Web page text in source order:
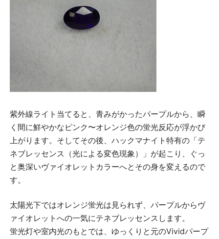
紫外線ライト当てると、青みがかったパープルから、瞬
く間に鮮やかなピンク〜オレンジ色の蛍光反応が浮かび
上がります。そしてその後、ハックマナイト特有の「テ
ネブレッセンス（光による変色現象）」が起こり、ぐっ
と奥深いヴァイオレットカラーへとその身を変えるので
す。
太陽光下ではオレンジ蛍光は見られず、パープルからヴ
ァイオレットへの一気にテネブレッセンスします。
蛍光灯や室内光のもとでは、ゆっくりと元のVividパープ